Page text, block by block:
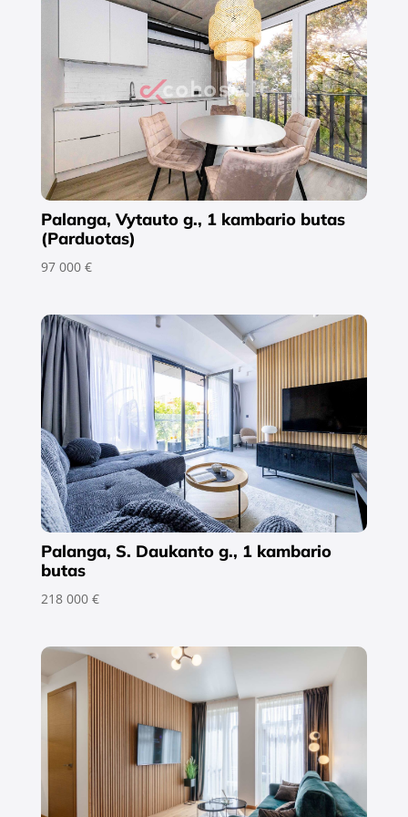
Palanga, Vytauto g., 1 kambario butas
(Parduotas)
97 000 €
Palanga, S. Daukanto g., 1 kambario
butas
218 000 €